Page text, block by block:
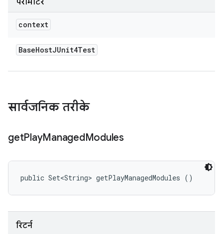
पैरामीटर
context
BaseHostJUnit4Test
सार्वजनिक तरीके
getPlayManagedModules
public Set<String> getPlayManagedModules ()
रिटर्न